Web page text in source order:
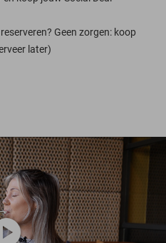
Geen zorgen: koop
later)